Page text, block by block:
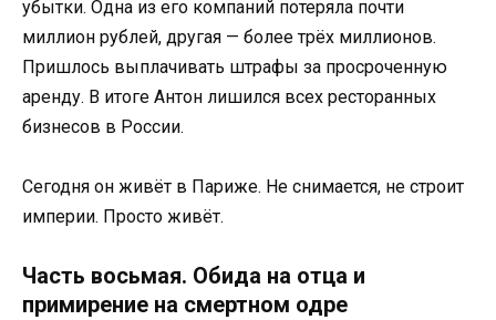
убытки. Одна из его компаний потеряла почти
миллион рублей, другая — более трёх миллионов.
Пришлось выплачивать штрафы за просроченную
аренду. В итоге Антон лишился всех ресторанных
бизнесов в России.
Сегодня он живёт в Париже. Не снимается, не строит
империи. Просто живёт.
Часть восьмая. Обида на отца и
примирение на смертном одре